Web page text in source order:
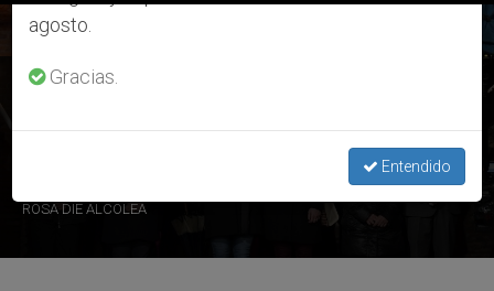
Oración del Vía Crucis escrito por jóvenes: "Ver, encontrar y
ROSA DIE ALCOLEA
agosto.
Gracias.
Entendido